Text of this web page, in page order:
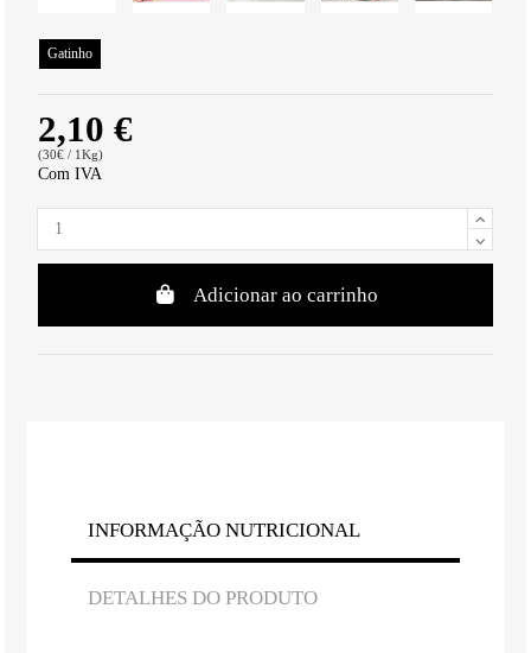
Gatinho
2,10 €
(30€ / 1Kg)
Com IVA
Adicionar ao carrinho
INFORMAÇÃO NUTRICIONAL
DETALHES DO PRODUTO